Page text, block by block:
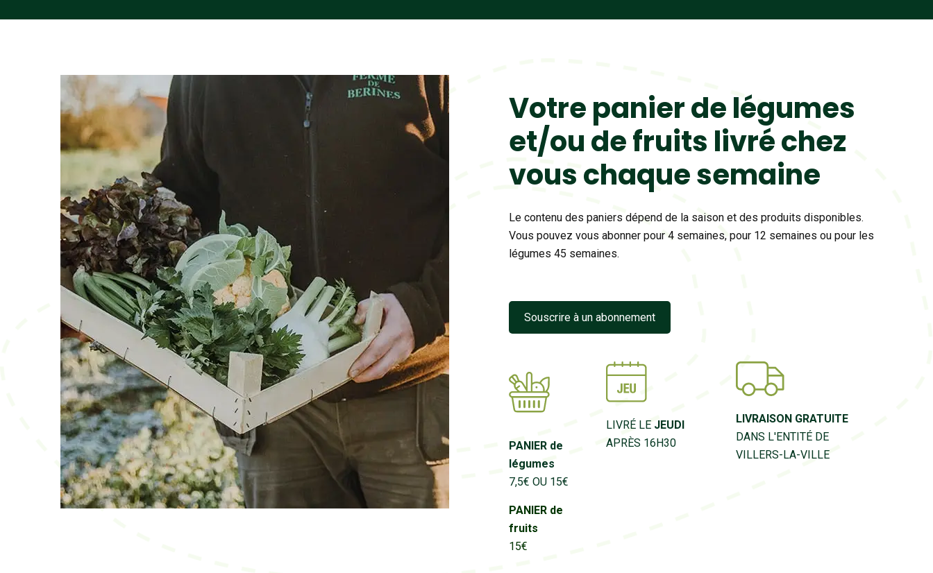
Votre panier de légumes
et/ou de fruits livré chez
vous chaque semaine
Le contenu des paniers dépend de la saison et des produits disponibles.
Vous pouvez vous abonner pour 4 semaines, pour 12 semaines ou pour les
légumes 45 semaines.
Souscrire à un abonnement
PANIER de
légumes
7,5€ OU 15€
PANIER de
fruits
15€
LIVRÉ LE JEUDI
APRÈS 16H30
LIVRAISON GRATUITE
DANS L'ENTITÉ DE
VILLERS-LA-VILLE